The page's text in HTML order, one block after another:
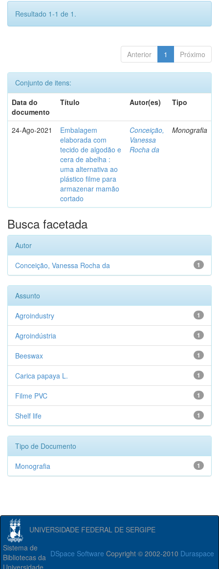
Resultado 1-1 de 1.
Anterior 1 Próximo
Conjunto de itens:
Data do
documento
Título Autor(es) Tipo
24-Ago-2021
Embalagem
elaborada com
tecido de algodão e
cera de abelha :
uma alternativa ao
plástico filme para
armazenar mamão
cortado
Conceição,
Vanessa
Rocha da
Monografia
Busca facetada
Autor
1
Conceição, Vanessa Rocha da
Assunto
1
Agroindustry
1
Agroindústria
1
Beeswax
1
Carica papaya L.
1
Filme PVC
1
Shelf life
Tipo de Documento
1
Monografia
UNIVERSIDADE FEDERAL DE SERGIPE
DSpace Software Copyright © 2002-2010 Duraspace
Sistema de
Bibliotecas da
Universidade